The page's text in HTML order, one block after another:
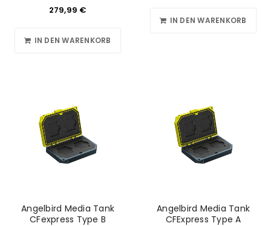
279,99 €
IN DEN WARENKORB
IN DEN WARENKORB
Angelbird Media Tank
CFexpress Type B
Angelbird Media Tank
CFExpress Type A